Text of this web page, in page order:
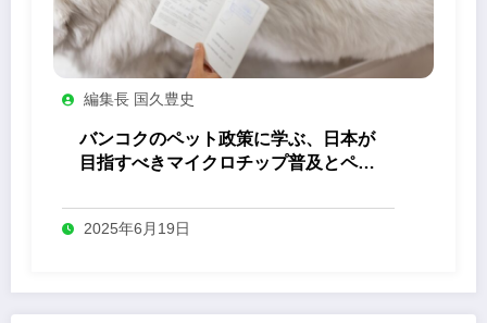
編集長 国久豊史
バンコクのペット政策に学ぶ、日本が
目指すべきマイクロチップ普及とペッ
2025年6月19日